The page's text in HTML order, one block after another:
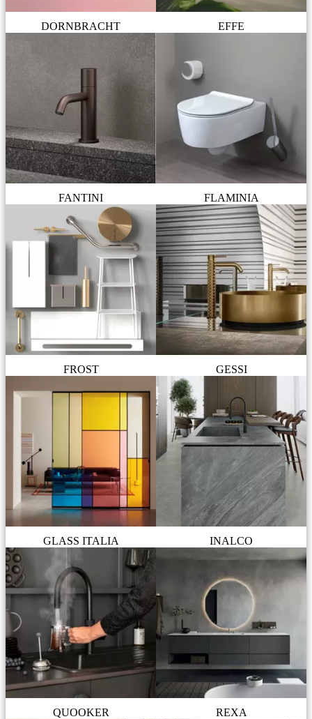
DORNBRACHT EFFE
FANTINI FLAMINIA
FROST GESSI
GLASS ITALIA INALCO
QUOOKER REXA